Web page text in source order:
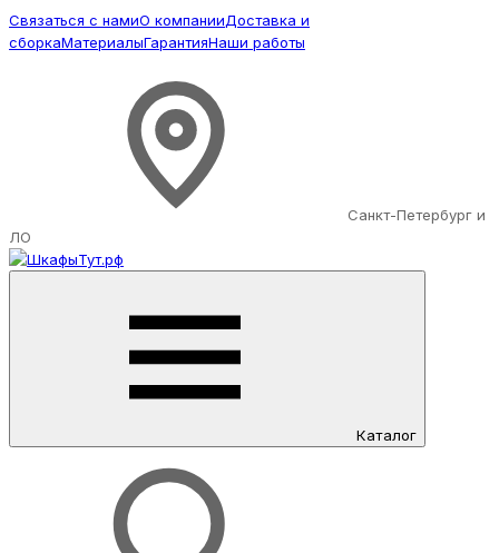
Связаться с намиО компанииДоставка и
сборкаМатериалыГарантияНаши работы
Санкт-Петербург и
ЛО
Каталог